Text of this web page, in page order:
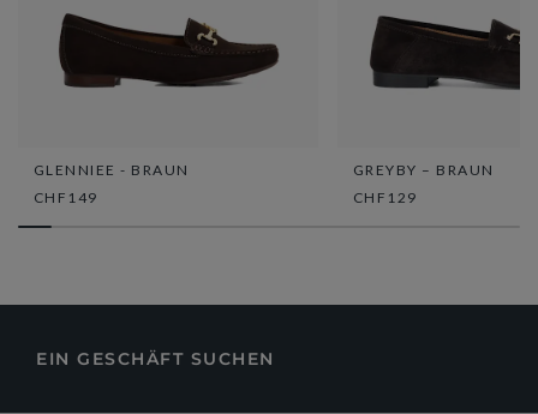
GLENNIEE - BRAUN
CHF149
GREYBY – BRAUN
CHF129
EIN GESCHÄFT SUCHEN